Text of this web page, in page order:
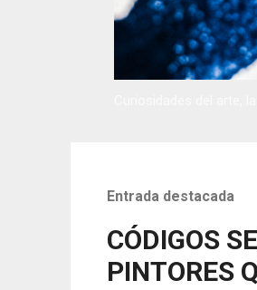
Entrada destacada
CÓDIGOS
PINTORES